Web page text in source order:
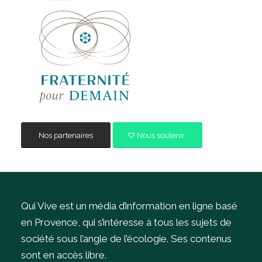
Nos partenaires Nous soutenir
Qui Vive est un média d’information en ligne basé
en Provence, qui s’intéresse à tous les sujets de
société sous l’angle de l’écologie. Ses contenus
sont en accès libre.